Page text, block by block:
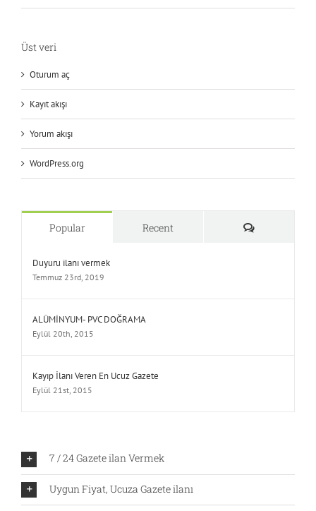
Üst veri
Oturum aç
Kayıt akışı
Yorum akışı
WordPress.org
Popular Recent Yorum
Duyuru ilanı vermek
Temmuz 23rd, 2019
ALÜMİNYUM- PVC DOĞRAMA
Eylül 20th, 2015
Kayıp İlanı Veren En Ucuz Gazete
Eylül 21st, 2015
7 / 24 Gazete ilan Vermek
Uygun Fiyat, Ucuza Gazete ilanı